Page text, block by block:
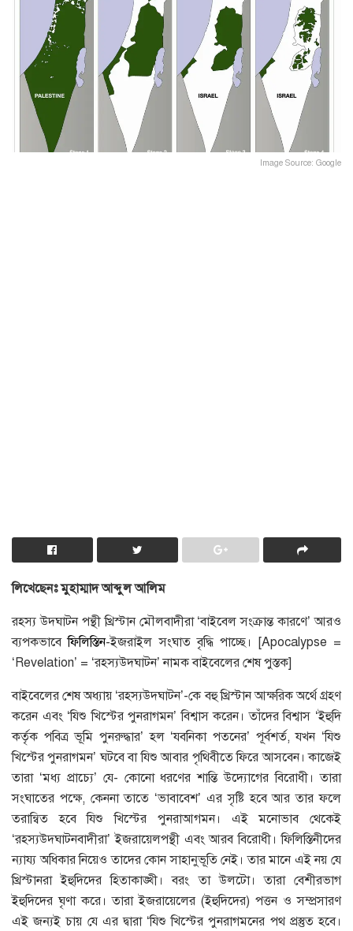
Image Source: Google
লিখেছেনঃ মুহাম্মাদ আব্দুল আলিম
রহস্য উদ্ঘাটন পন্থী খ্রিস্টান মৌলবাদীরা ‘বাইবেল সংক্রান্ত কারণে’ আরও
ব্যপকভাবেফিলিস্তিন-ইজরাইল সংঘাত বৃদ্ধি পাচ্ছে। [Apocalypse =
‘Revelation’ = ‘রহস্যউদ্ঘাটন’ নামক বাইবেলের শেষ পুস্তক]
বাইবেলের শেষ অধ্যায় ‘রহস্যউদ্ঘাটন’-কে বহু খ্রিস্টান আক্ষরিক অর্থে গ্রহণ
করেন এবং ‘যিশু খিস্টের পুনরাগমন’ বিশ্বাস করেন। তাঁদের বিশ্বাস ‘ইহুদি
কর্তৃক পবিত্র ভূমি পুনরুদ্ধার’ হল ‘যবনিকা পতনের’ পূর্বশর্ত, যখন ‘যিশু
খিস্টের পুনরাগমন’ ঘটবে বা যিশু আবার পৃথিবীতে ফিরে আসবেন। কাজেই
তারা ‘মধ্য প্রাচ্যে’ যে- কোনো ধরণের শান্তি উদ্যোগের বিরোধী। তারা
সংঘাতের পক্ষে, কেননা তাতে ‘ভাবাবেশ’ এর সৃষ্টি হবে আর তার ফলে
তরান্বিত হবে যিশু খিস্টের পুনরাআগমন। এই মনোভাব থেকেই
‘রহস্যউদ্ঘাটনবাদীরা’ ইজরায়েলপন্থী এবং আরব বিরোধী। ফিলিস্তিনীদের
ন্যায্য অধিকার নিয়েও তাদের কোন সাহানুভূতি নেই। তার মানে এই নয় যে
খ্রিস্টানরা ইহুদিদের হিতাকাঙ্খী। বরং তা উলটো। তারা বেশীরভাগ
ইহুদিদের ঘৃণা করে। তারা ইজরায়েলের (ইহুদিদের) পত্তন ও সম্প্রসারণ
এই জন্যই চায় যে এর দ্বারা ‘যিশু খিস্টের পুনরাগমনের পথ প্রস্তুত হবে।